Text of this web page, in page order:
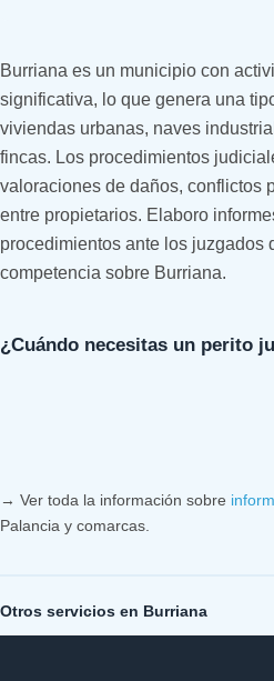
Burriana es un municipio con
significativa, lo que genera una
viviendas urbanas, naves
fincas. Los procedimientos
valoraciones de daños, conflictos
entre propietarios. Elaboro
procedimientos ante los juzgados
competencia sobre Burriana.
¿Cuándo necesitas un perito
→ Ver toda la información sobre
Palancia y comarcas.
Otros servicios en Burriana